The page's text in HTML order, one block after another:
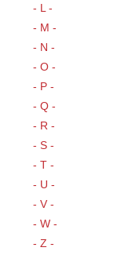
- L -
- M -
- N -
- O -
- P -
- Q -
- R -
- S -
- T -
- U -
- V -
- W -
- Z -